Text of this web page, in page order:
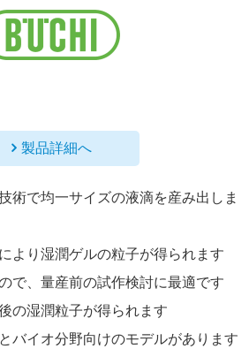
製品詳細へ
術で均一サイズの液滴を産み出しま
より湿潤ゲルの粒子が得られます
で、量産前の試作検討に最適です
の湿潤粒子が得られます
バイオ分野向けのモデルがあります